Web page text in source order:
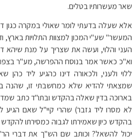
שאר מעשרותיו בטלים.
אלא שעלה בדעתי לומר שאולי במקרה כגון
המעשר" שע"י המכון למצוות התלויות בארץ,
העני והלוי, ועשה את שצריך על מנת שיהא
וא"כ כאשר אמר בנוסח ההפרשה, מע"ר
ללוי ולעני, ולכאורה דינו כהגיע ליד
שמצאתי להדיא שלא כמחשבתי זו, שהנה
בארוכה בדין שאלה בהקדש ובתו"ד כתב
לא מסרו ליד גזבר) שהרי קיי"ל שאם
בהקדש כיון שאמירתו לגבוה כמסירתו להקדש
יכול להשאל? וכותב שם הש"ך את דברי